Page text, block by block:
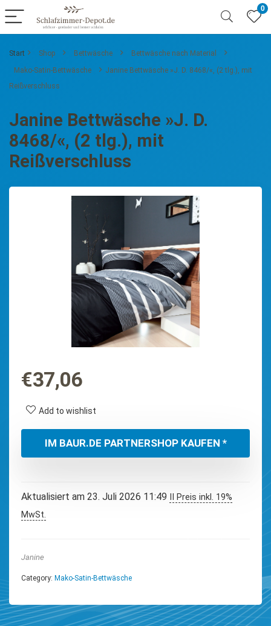
0
Start Shop Bettwäsche
Bettwäsche nach Material
Mako-Satin-Bettwäsche
Janine Bettwäsche »J. D. 8468/«, (2 tlg.), mit
Reißverschluss
Janine Bettwäsche »J. D.
8468/«, (2 tlg.), mit
Reißverschluss
€37,06
Add to wishlist
IM BAUR.DE PARTNERSHOP KAUFEN *
Aktualisiert am 23. Juli 2026 11:49
II Preis inkl. 19%
MwSt.
Janine
Category: Mako-Satin-Bettwäsche